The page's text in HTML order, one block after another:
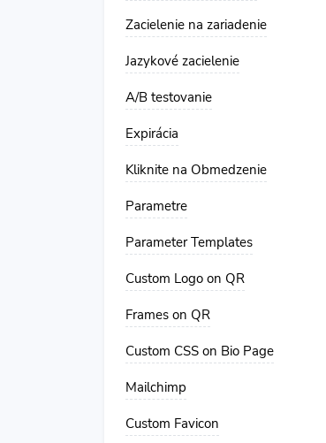
Zacielenie na zariadenie
Jazykové zacielenie
A/B testovanie
Expirácia
Kliknite na Obmedzenie
Parametre
Parameter Templates
Custom Logo on QR
Frames on QR
Custom CSS on Bio Page
Mailchimp
Custom Favicon